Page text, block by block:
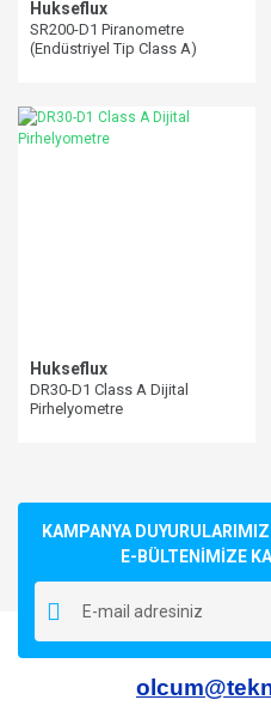
Hukseflux
SR200-D1 Piranometre
(Endüstriyel Tip Class A)
Hukseflux
DR30-D1 Class A Dijital
Pirhelyometre
KAMPANYA
E-BÜLTENİMİZE